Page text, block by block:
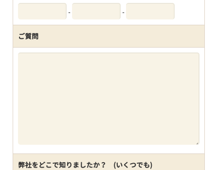
- -
ご質問
弊社をどこで知りましたか？ (いくつでも)